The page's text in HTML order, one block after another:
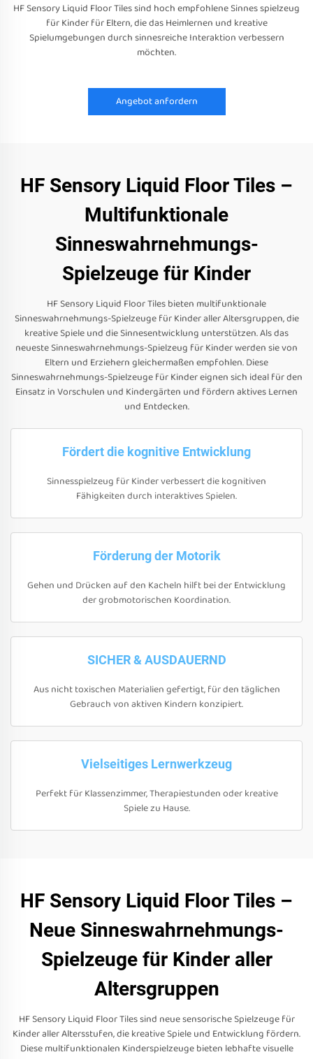
HF Sensory Liquid Floor Tiles sind hoch empfohlene Sinnes spielzeug
für Kinder für Eltern, die das Heimlernen und kreative
Spielumgebungen durch sinnesreiche Interaktion verbessern
möchten.
Angebot anfordern
HF Sensory Liquid Floor Tiles –
Multifunktionale
Sinneswahrnehmungs-
Spielzeuge für Kinder
HF Sensory Liquid Floor Tiles bieten multifunktionale
Sinneswahrnehmungs-Spielzeuge für Kinder aller Altersgruppen, die
kreative Spiele und die Sinnesentwicklung unterstützen. Als das
neueste Sinneswahrnehmungs-Spielzeug für Kinder werden sie von
Eltern und Erziehern gleichermaßen empfohlen. Diese
Sinneswahrnehmungs-Spielzeuge für Kinder eignen sich ideal für den
Einsatz in Vorschulen und Kindergärten und fördern aktives Lernen
und Entdecken.
Fördert die kognitive Entwicklung
Sinnesspielzeug für Kinder verbessert die kognitiven
Fähigkeiten durch interaktives Spielen.
Förderung der Motorik
Gehen und Drücken auf den Kacheln hilft bei der Entwicklung
der grobmotorischen Koordination.
SICHER & AUSDAUERND
Aus nicht toxischen Materialien gefertigt, für den täglichen
Gebrauch von aktiven Kindern konzipiert.
Vielseitiges Lernwerkzeug
Perfekt für Klassenzimmer, Therapiestunden oder kreative
Spiele zu Hause.
HF Sensory Liquid Floor Tiles –
Neue Sinneswahrnehmungs-
Spielzeuge für Kinder aller
Altersgruppen
HF Sensory Liquid Floor Tiles sind neue sensorische Spielzeuge für
Kinder aller Altersstufen, die kreative Spiele und Entwicklung fördern.
Diese multifunktionalen Kinderspielzeuge bieten lebhafte visuelle